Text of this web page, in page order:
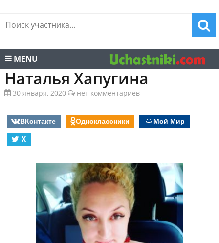
MENU
Наталья Хапугина
30 января, 2020 нет комментариев
ВКонтакте Одноклассники
Мой Мир
X